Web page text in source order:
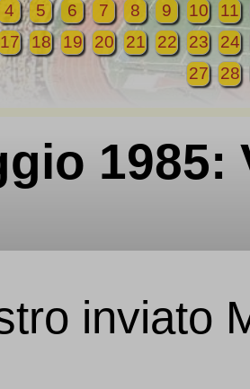
4 5 6 7 8 9 10
11
17 18 19 20 21 22 23
24
27
28
1985:
inviato